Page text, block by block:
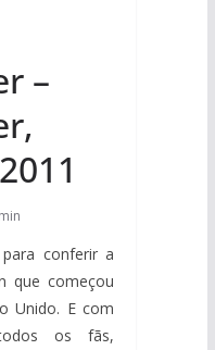
–
conferir a
que começou
Unido. E com
os fãs,